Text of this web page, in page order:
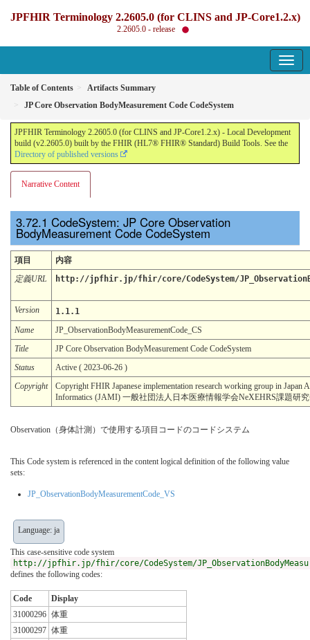
JPFHIR Terminology 2.2605.0 (for CLINS and JP-Core1.2.x)
2.2605.0 - release
Table of Contents
Artifacts Summary
JP Core Observation BodyMeasurement Code CodeSystem
JPFHIR Terminology 2.2605.0 (for CLINS and JP-Core1.2.x) - Local Development
build (v2.2605.0) built by the FHIR (HL7® FHIR® Standard) Build Tools. See the
Directory of published versions
Narrative Content
CodeSystem: JP Core Observation
BodyMeasurement Code CodeSystem
項目
内容
定義URL
http://jpfhir.jp/fhir/core/CodeSystem/
Version
1.1.1
Name
JP_ObservationBodyMeasurementCode_CS
Title
JP Core Observation BodyMeasurement Code CodeSystem
Status
Active ( 2023-06-26 )
Copyright
Copyright FHIR Japanese implementation research working group in Japan
Informatics (JAMI) 一般社団法人日本医療情報学会NeXEHRS課題研
Observation（身体計測）で使用する項目コードのコードシステム
This Code system is referenced in the content logical definition of the following value
sets:
JP_ObservationBodyMeasurementCode_VS
Language: ja
This case-sensitive code system
http://jpfhir.jp/fhir/core/CodeSystem/
defines the following codes:
Code
Display
31000296 体重
31000297 体重